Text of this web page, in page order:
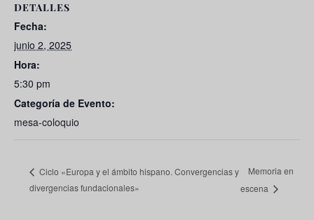
DETALLES
Fecha:
junio 2, 2025
Hora:
5:30 pm
Categoría de Evento:
mesa-coloquio
Ciclo «Europa y el ámbito hispano. Convergencias y
divergencias fundacionales»
Memoria en
escena